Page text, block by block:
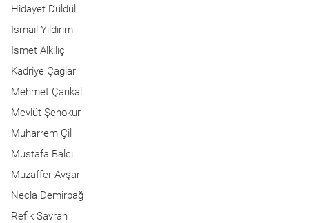
Hidayet Düldül
Ismail Yıldırım
Ismet Alkılıç
Kadriye Çağlar
Mehmet Çankal
Mevlüt Şenokur
Muharrem Çil
Mustafa Balcı
Muzaffer Avşar
Necla Demirbağ
Refik Savran